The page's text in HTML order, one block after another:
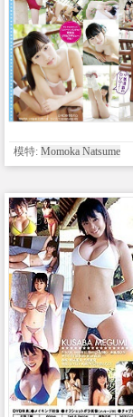
模特: Momoka Natsume